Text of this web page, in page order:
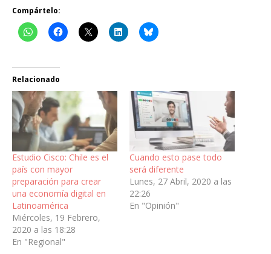
Compártelo:
Relacionado
Estudio Cisco: Chile es el
país con mayor
preparación para crear
una economía digital en
Latinoamérica
Miércoles, 19 Febrero,
2020 a las 18:28
En "Regional"
Cuando esto pase todo
será diferente
Lunes, 27 Abril, 2020 a las
22:26
En "Opinión"